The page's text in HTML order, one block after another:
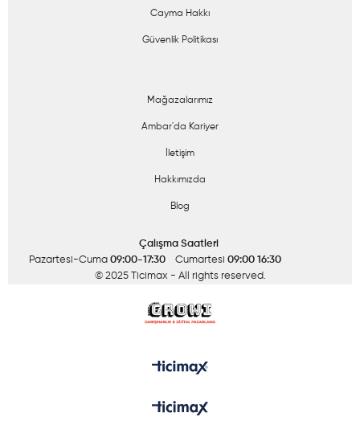
Cayma Hakkı
Güvenlik Politikası
Mağazalarımız
Ambar'da Kariyer
İletişim
Hakkımızda
Blog
Çalışma Saatleri
Pazartesi-Cuma 09:00-17:30 Cumartesi 09:00 16:30
© 2025 Ticimax - All rights reserved.